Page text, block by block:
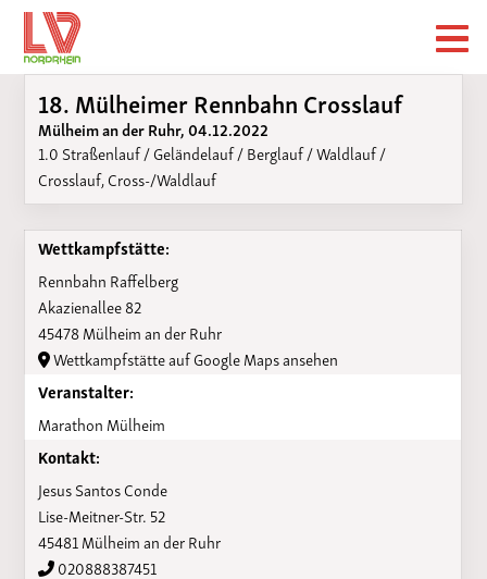
18. Mülheimer Rennbahn Crosslauf
Mülheim an der Ruhr, 04.12.2022
1.0 Straßenlauf / Geländelauf / Berglauf / Waldlauf /
Crosslauf, Cross-/Waldlauf
Wettkampfstätte:
Rennbahn Raffelberg
Akazienallee 82
45478 Mülheim an der Ruhr
Wettkampfstätte auf Google Maps ansehen
Veranstalter:
Marathon Mülheim
Kontakt:
Jesus Santos Conde
Lise-Meitner-Str. 52
45481 Mülheim an der Ruhr
020888387451